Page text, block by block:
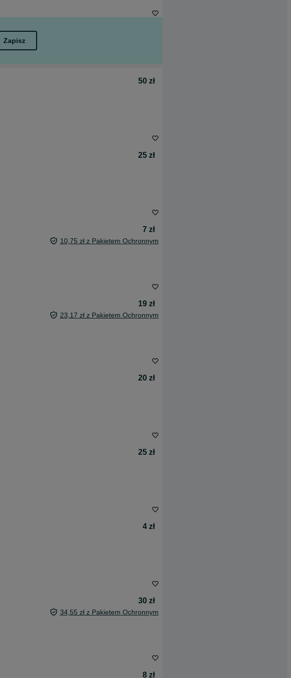
Zapisz
50 zł
25 zł
7 zł
10,75 zł z Pakietem Ochronnym
19 zł
23,17 zł z Pakietem Ochronnym
20 zł
25 zł
4 zł
30 zł
34,55 zł z Pakietem Ochronnym
8 zł